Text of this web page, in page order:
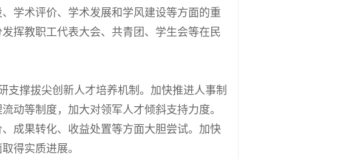
学术评价、学术发展和学风建设等方面的重
挥教职工代表大会、共青团、学生会等在民
撑拔尖创新人才培养机制。加快推进人事制
动等制度，加大对领军人才倾斜支持力度。
成果转化、收益处置等方面大胆尝试。加快
得实质进展。